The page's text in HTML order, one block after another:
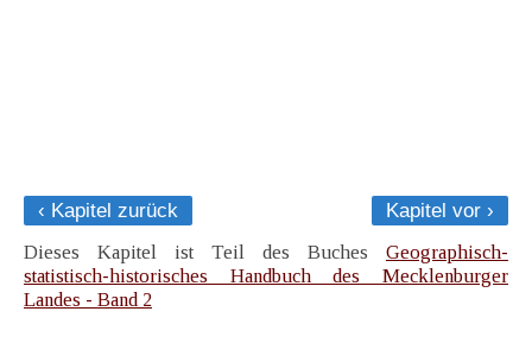
‹ Kapitel zurück
Kapitel vor ›
Dieses Kapitel ist Teil des Buches Geographisch-
statistisch-historisches Handbuch des Mecklenburger
Landes - Band 2